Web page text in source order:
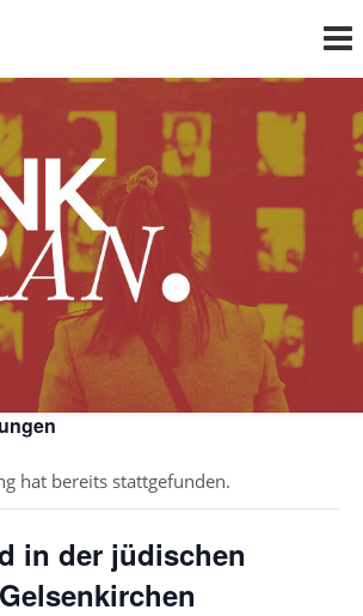
e. V.
im Bewusstsein, die Zukunft im Blick"
hat bereits stattgefunden.
in der jüdischen